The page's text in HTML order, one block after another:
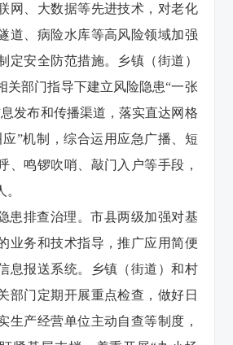
网、大数据等先进技术，对老化
道、病险水库等高风险领域加强
定安全防范措施。乡镇（街道）
关部门指导下建立风险隐患“一张
发布和传播渠道，落实直达网格
”机制，综合运用应急广播、短
、鸣锣吹哨、敲门入户等手段，
患排查治理。市县两级加强对基
业务和技术指导，推广应用简便
息报送系统。乡镇（街道）和村
部门定期开展重点检查，做好日
生产经营单位主动自查等制度，